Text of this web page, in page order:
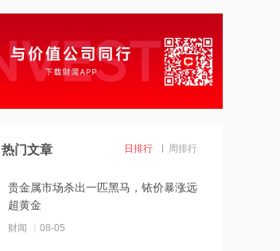
Mirendil与谷歌云签订超1亿美元合同，
21:30
依顿电子：拟与一元航天共同组建印制
东吴证券国际首予海清智元“买入”评
21:27
西部数据、闪迪、SK海力士盘前集体暴
热门文章 日排行 周排行
贵金属市场杀出一匹黑马，铱价暴涨远
超黄金
财闻 08-05